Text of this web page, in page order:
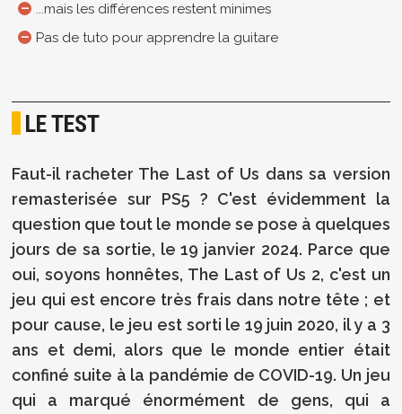
...mais les différences restent minimes
Pas de tuto pour apprendre la guitare
LE TEST
Faut-il racheter The Last of Us dans sa version
remasterisée sur PS5 ? C'est évidemment la
question que tout le monde se pose à quelques
jours de sa sortie, le 19 janvier 2024. Parce que
oui, soyons honnêtes, The Last of Us 2, c'est un
jeu qui est encore très frais dans notre tête ; et
pour cause, le jeu est sorti le 19 juin 2020, il y a 3
ans et demi, alors que le monde entier était
confiné suite à la pandémie de COVID-19. Un jeu
qui a marqué énormément de gens, qui a